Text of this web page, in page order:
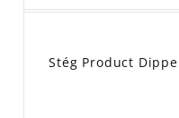
Stég Product